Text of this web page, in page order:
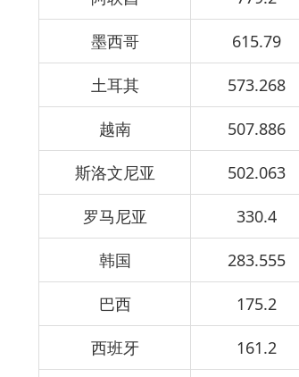
墨西哥 615.79
土耳其 573.268
越南 507.886
斯洛文尼亚 502.063
罗马尼亚 330.4
韩国 283.555
巴西 175.2
西班牙 161.2